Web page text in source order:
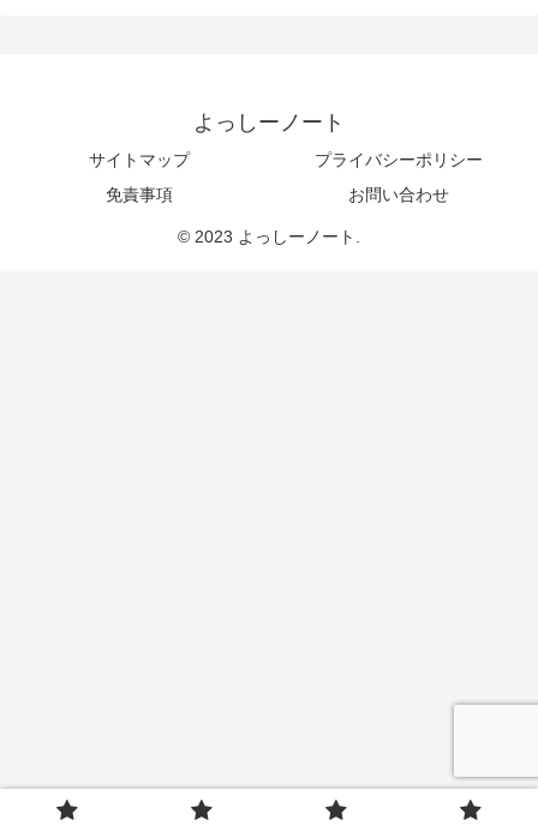
よっしーノート
サイトマップ
プライバシーポリシー
免責事項
お問い合わせ
© 2023 よっしーノート.